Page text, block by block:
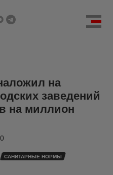
на
заведений
на миллион
САНИТАРНЫЕ НОРМЫ